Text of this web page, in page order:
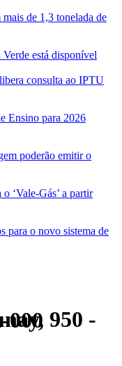
mais de 1,3 tonelada de
está disponível
consulta ao IPTU
Ensino para 2026
poderão emitir o
‘Vale-Gás’ a partir
para o novo sistema de
000